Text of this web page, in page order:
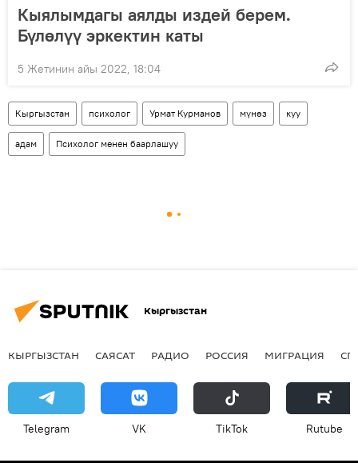
Кыялымдагы аялды издей берем.
Бүлөлүү эркектин каты
5 Жетинин айы 2022, 18:04
Кыргызстан психолог Урмат Курманов мүнөз куу
адам Психолог менен баарлашуу
Кыргызстан
КЫРГЫЗСТАН САЯСАТ РАДИО РОССИЯ МИГРАЦИЯ
Telegram VK ТikТоk Rutube